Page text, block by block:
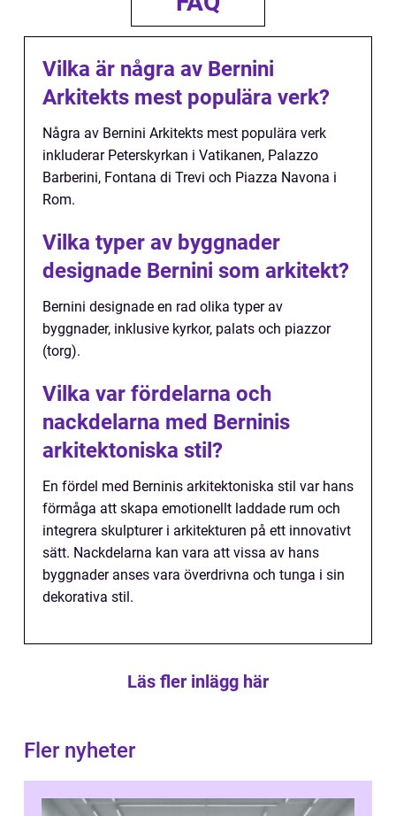
Vilka är några av Bernini
Arkitekts mest populära verk?
Några av Bernini Arkitekts mest populära verk
inkluderar Peterskyrkan i Vatikanen, Palazzo
Barberini, Fontana di Trevi och Piazza Navona i
Rom.
Vilka typer av byggnader
designade Bernini som arkitekt?
Bernini designade en rad olika typer av
byggnader, inklusive kyrkor, palats och piazzor
(torg).
Vilka var fördelarna och
nackdelarna med Berninis
arkitektoniska stil?
En fördel med Berninis arkitektoniska stil var hans
förmåga att skapa emotionellt laddade rum och
integrera skulpturer i arkitekturen på ett innovativt
sätt. Nackdelarna kan vara att vissa av hans
byggnader anses vara överdrivna och tunga i sin
dekorativa stil.
Läs fler inlägg här
Fler nyheter